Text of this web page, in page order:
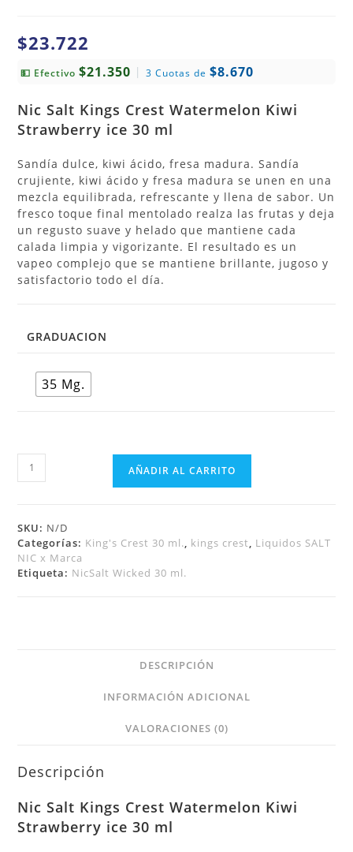
$23.722
💵 Efectivo$21.350 | 3 Cuotas de$8.670
Nic Salt Kings Crest Watermelon Kiwi
Strawberry ice 30 ml
Sandía dulce, kiwi ácido, fresa madura. Sandía
crujiente, kiwi ácido y fresa madura se unen en una
mezcla equilibrada, refrescante y llena de sabor. Un
fresco toque final mentolado realza las frutas y deja
un regusto suave y helado que mantiene cada
calada limpia y vigorizante. El resultado es un
vapeo complejo que se mantiene brillante, jugoso y
satisfactorio todo el día.
GRADUACION
35 Mg.
AÑADIR AL CARRITO
SKU: N/D
Categorías: King's Crest 30 ml., kings crest, Liquidos SALT
NIC x Marca
Etiqueta: NicSalt Wicked 30 ml.
DESCRIPCIÓN
INFORMACIÓN ADICIONAL
VALORACIONES (0)
Descripción
Nic Salt Kings Crest Watermelon Kiwi
Strawberry ice 30 ml